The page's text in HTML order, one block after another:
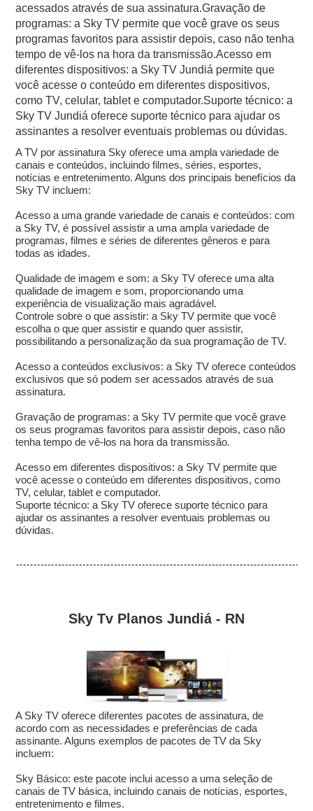
acessados através de sua assinatura.Gravação de
programas: a Sky TV permite que você grave os seus
programas favoritos para assistir depois, caso não tenha
tempo de vê-los na hora da transmissão.Acesso em
diferentes dispositivos: a Sky TV Jundiá permite que
você acesse o conteúdo em diferentes dispositivos,
como TV, celular, tablet e computador.Suporte técnico: a
Sky TV Jundiá oferece suporte técnico para ajudar os
assinantes a resolver eventuais problemas ou dúvidas.
A TV por assinatura Sky oferece uma ampla variedade de
canais e conteúdos, incluindo filmes, séries, esportes,
notícias e entretenimento. Alguns dos principais benefícios da
Sky TV incluem:
Acesso a uma grande variedade de canais e conteúdos: com
a Sky TV, é possível assistir a uma ampla variedade de
programas, filmes e séries de diferentes gêneros e para
todas as idades.
Qualidade de imagem e som: a Sky TV oferece uma alta
qualidade de imagem e som, proporcionando uma
experiência de visualização mais agradável.
Controle sobre o que assistir: a Sky TV permite que você
escolha o que quer assistir e quando quer assistir,
possibilitando a personalização da sua programação de TV.
Acesso a conteúdos exclusivos: a Sky TV oferece conteúdos
exclusivos que só podem ser acessados através de sua
assinatura.
Gravação de programas: a Sky TV permite que você grave
os seus programas favoritos para assistir depois, caso não
tenha tempo de vê-los na hora da transmissão.
Acesso em diferentes dispositivos: a Sky TV permite que
você acesse o conteúdo em diferentes dispositivos, como
TV, celular, tablet e computador.
Suporte técnico: a Sky TV oferece suporte técnico para
ajudar os assinantes a resolver eventuais problemas ou
dúvidas.
Sky Tv Planos Jundiá - RN
A Sky TV oferece diferentes pacotes de assinatura, de
acordo com as necessidades e preferências de cada
assinante. Alguns exemplos de pacotes de TV da Sky
incluem:
Sky Básico: este pacote inclui acesso a uma seleção de
canais de TV básica, incluindo canais de notícias, esportes,
entretenimento e filmes.